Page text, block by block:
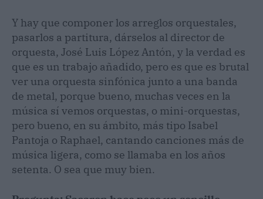
Y hay que componer los arreglos orquestales,
pasarlos a partitura, dárselos al director de
orquesta, José Luis López Antón, y la verdad es
que es un trabajo añadido, pero es que es brutal
ver una orquesta sinfónica junto a una banda
de metal, porque bueno, muchas veces en la
música sí vemos orquestas, o mini-orquestas,
pero bueno, en su ámbito, más tipo Isabel
Pantoja o Raphael, cantando canciones más de
música ligera, como se llamaba en los años
setenta. O sea que muy bien.